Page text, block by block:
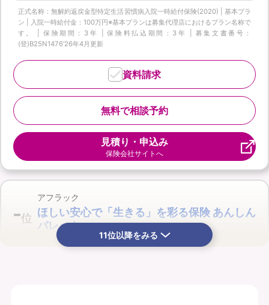
正式名称：無解約返戻金型特定生活習慣病入院一時給付保険(2020) | 基本プラ
ン | 入院一時給付金：100万円※基本プランは募集代理店におけるプラン名称で
す。 | 保険期間：3年 | 保険料払込期間：3年 | 募集文書番号：
(登)B25N1476‘26年4月更新
無料で相談予約
資料請求
見積り・申込み
保険会社サイトへ
-位
アフラック
ほしい安心で「生きる」を彩る保険 あんしん
パレット
11位以降をみる